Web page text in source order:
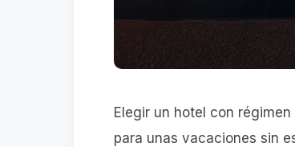
Elegir un hotel con régimen
para unas vacaciones sin